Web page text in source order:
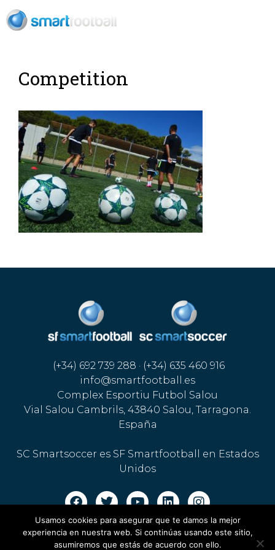
Competition
(+34) 692 739 288 · (+34) 635 460 916
info@smartfootball.es
Complex Esportiu Futbol Salou
Vial Salou Cambrils, 43840 Salou, Tarragona.
España
SC Smartsoccer es SF Smartfootball en Estados
Unidos
Aviso legal · Política de cookies·Política de privacidad
Usamos cookies para asegurar que te damos la mejor
experiencia en nuestra web. Si continúas usando este sitio,
asumiremos que estás de acuerdo con ello.